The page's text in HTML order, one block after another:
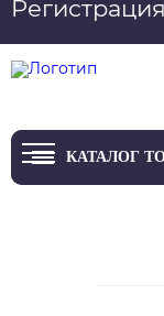
Регистрация
Вход
КАТАЛОГ